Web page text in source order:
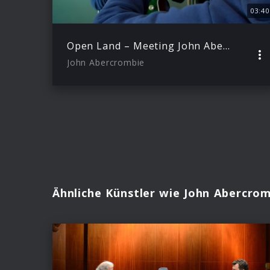
03:40
Open Land – Meeting John Abercrombie (Trailer)
John Abercrombie
Ähnliche Künstler wie John